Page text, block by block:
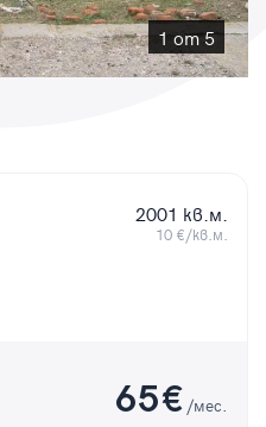
1 от 5
2001 кв.м.
10 €/кв.м.
65€ /мес.